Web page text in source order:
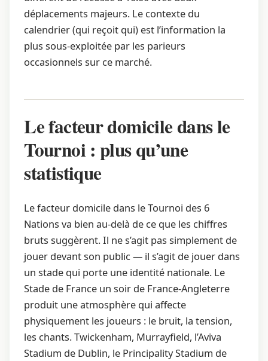
déplacements majeurs. Le contexte du
calendrier (qui reçoit qui) est l’information la
plus sous-exploitée par les parieurs
occasionnels sur ce marché.
Le facteur domicile dans le
Tournoi : plus qu’une
statistique
Le facteur domicile dans le Tournoi des 6
Nations va bien au-delà de ce que les chiffres
bruts suggèrent. Il ne s’agit pas simplement de
jouer devant son public — il s’agit de jouer dans
un stade qui porte une identité nationale. Le
Stade de France un soir de France-Angleterre
produit une atmosphère qui affecte
physiquement les joueurs : le bruit, la tension,
les chants. Twickenham, Murrayfield, l’Aviva
Stadium de Dublin, le Principality Stadium de